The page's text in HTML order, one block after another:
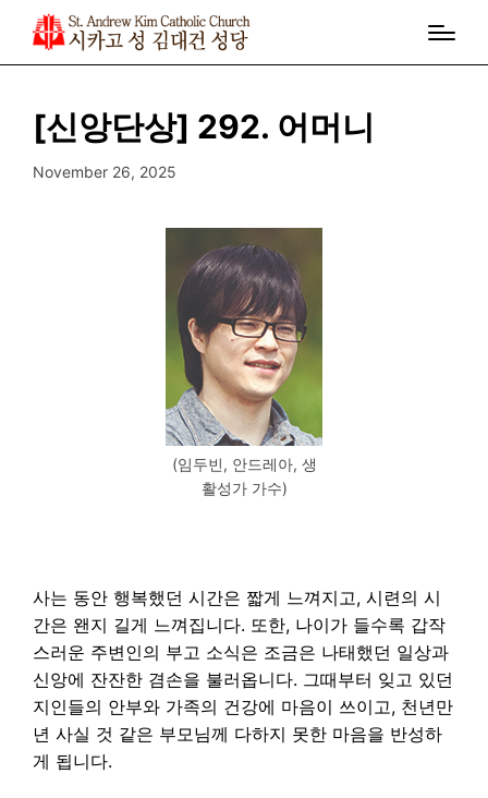
[신앙단상] 292. 어머니
November 26, 2025
(임두빈, 안드레아, 생
활성가 가수)
사는 동안 행복했던 시간은 짧게 느껴지고, 시련의 시
간은 왠지 길게 느껴집니다. 또한, 나이가 들수록 갑작
스러운 주변인의 부고 소식은 조금은 나태했던 일상과
신앙에 잔잔한 겸손을 불러옵니다. 그때부터 잊고 있던
지인들의 안부와 가족의 건강에 마음이 쓰이고, 천년만
년 사실 것 같은 부모님께 다하지 못한 마음을 반성하
게 됩니다.